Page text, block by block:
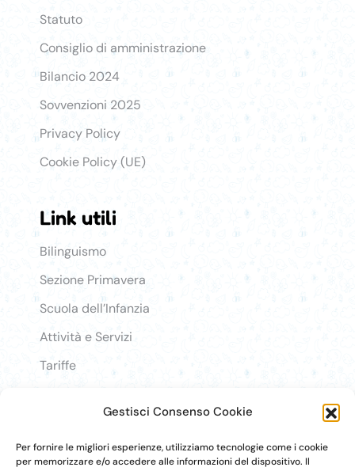
Gestisci Consenso Cookie
Per fornire le migliori esperienze, utilizziamo tecnologie come i cookie
per memorizzare e/o accedere alle informazioni del dispositivo. Il
Statuto
Consiglio di amministrazione
Bilancio 2024
Sovvenzioni 2025
Privacy Policy
Cookie Policy (UE)
Link utili
Link Utili
Bilinguismo
Sezione Primavera
Scuola dell’Infanzia
Attività e Servizi
Tariffe